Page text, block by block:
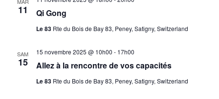
11 Qi Gong
Le 83 Rte du Bois de Bay 83, Peney, Satigny, Switzerland
SAM
15 Allez à la rencontre de vos capacités
15 novembre 2025 @ 10h00 - 17h00
Le 83 Rte du Bois de Bay 83, Peney, Satigny, Switzerland